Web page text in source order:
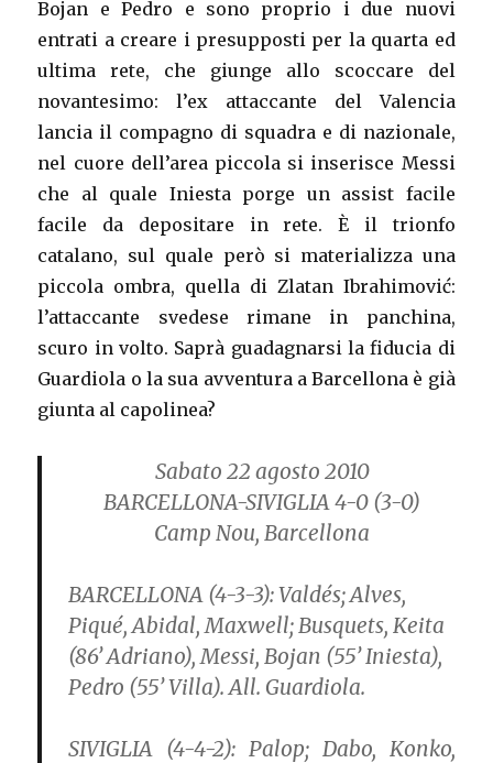
Bojan e Pedro e sono proprio i due nuovi
entrati a creare i presupposti per la quarta ed
ultima rete, che giunge allo scoccare del
novantesimo: l’ex attaccante del Valencia
lancia il compagno di squadra e di nazionale,
nel cuore dell’area piccola si inserisce Messi
che al quale Iniesta porge un assist facile
facile da depositare in rete. È il trionfo
catalano, sul quale però si materializza una
piccola ombra, quella di Zlatan Ibrahimović:
l’attaccante svedese rimane in panchina,
scuro in volto. Saprà guadagnarsi la fiducia di
Guardiola o la sua avventura a Barcellona è già
giunta al capolinea?
Sabato 22 agosto 2010
BARCELLONA-SIVIGLIA 4-0 (3-0)
Camp Nou, Barcellona
BARCELLONA (4-3-3):Valdés; Alves,
Piqué, Abidal, Maxwell; Busquets, Keita
(86’ Adriano), Messi, Bojan (55’ Iniesta),
Pedro (55’ Villa). All. Guardiola.
SIVIGLIA (4-4-2): Palop; Dabo, Konko,